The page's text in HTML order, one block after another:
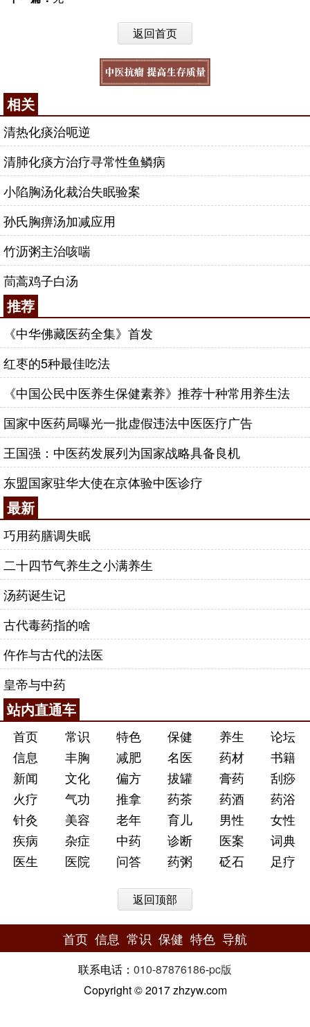
返回首页
相关
清热化痰治呃逆
清肺化痰方治疗寻常性鱼鳞病
小陷胸汤化裁治失眠验案
孙氏胸痹汤加减应用
竹沥粥主治咳喘
茼蒿鸡子白汤
推荐
《中华佛藏医药全集》首发
红枣的5种最佳吃法
《中国公民中医养生保健素养》推荐十种常用养生法
国家中医药局曝光一批虚假违法中医医疗广告
王国强：中医药发展列为国家战略具备良机
东盟国家驻华大使在京体验中医诊疗
最新
巧用药膳调失眠
二十四节气养生之小满养生
汤药诞生记
古代毒药指的啥
仵作与古代的法医
皇帝与中药
站内直通车
首页 常识 特色 保健 养生
论坛
信息
丰胸 减肥 名医 药材
书籍
新闻
文化 偏方 拔罐 膏药
刮痧
火疗
气功 推拿 药茶 药酒
药浴
针灸
美容 老年 育儿 男性
女性
疾病
杂症 中药 诊断 医案
词典
医生
医院 问答 药粥 砭石 足疗
返回顶部
首页 信息 常识 保健 特色 导航
联系电话： 010-87876186-pc版
Copyright © 2017 zhzyw.com